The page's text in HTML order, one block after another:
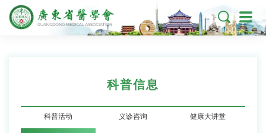

科普信息
科普活动 义诊咨询 健康大讲堂